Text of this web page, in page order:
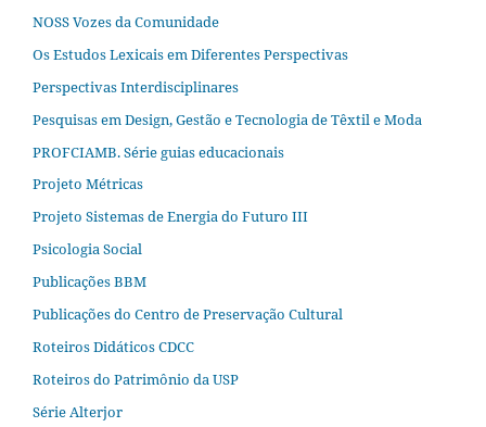
NOSS Vozes da Comunidade
Os Estudos Lexicais em Diferentes Perspectivas
Perspectivas Interdisciplinares
Pesquisas em Design, Gestão e Tecnologia de Têxtil e Moda
PROFCIAMB. Série guias educacionais
Projeto Métricas
Projeto Sistemas de Energia do Futuro III
Psicologia Social
Publicações BBM
Publicações do Centro de Preservação Cultural
Roteiros Didáticos CDCC
Roteiros do Patrimônio da USP
Série Alterjor